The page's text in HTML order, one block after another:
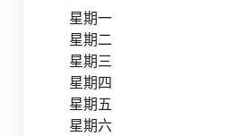
星期一
星期二
星期三
星期四
星期五
星期六